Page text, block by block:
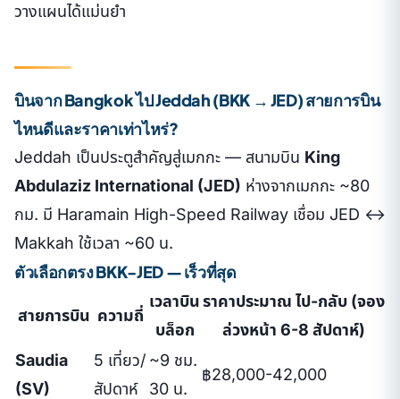
วางแผนได้แม่นยำ
บินจาก Bangkok ไป Jeddah (BKK → JED) สายการบิน
ไหนดีและราคาเท่าไหร่?
Jeddah เป็นประตูสำคัญสู่เมกกะ — สนามบิน King
Abdulaziz International (JED) ห่างจากเมกกะ ~80
กม. มี Haramain High-Speed Railway เชื่อม JED ↔
Makkah ใช้เวลา ~60 น.
ตัวเลือกตรง BKK-JED — เร็วที่สุด
สายการบิน ความถี่
เวลาบิน
บล็อก
ราคาประมาณ ไป-กลับ (จอง
ล่วงหน้า 6-8 สัปดาห์)
Saudia
(SV)
5 เที่ยว/
สัปดาห์
~9 ชม.
30 น.
฿28,000-42,000